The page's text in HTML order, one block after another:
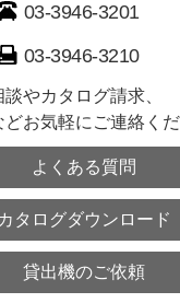
03-3946-3201
03-3946-3210
やカタログ請求、
お気軽にご連絡くだ
よくある質問
カタログダウンロード
貸出機のご依頼